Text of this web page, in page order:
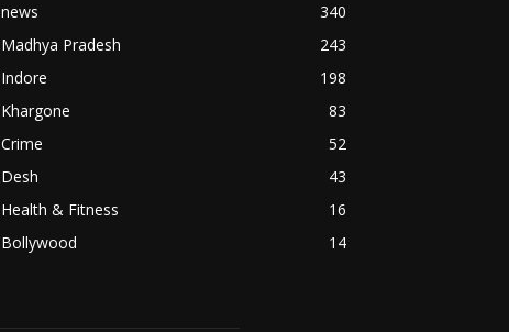
news
340
Madhya Pradesh
243
Indore
198
Khargone
83
Crime
52
Desh
43
Health & Fitness
16
Bollywood
14